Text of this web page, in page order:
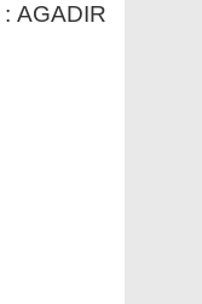
AGADIR